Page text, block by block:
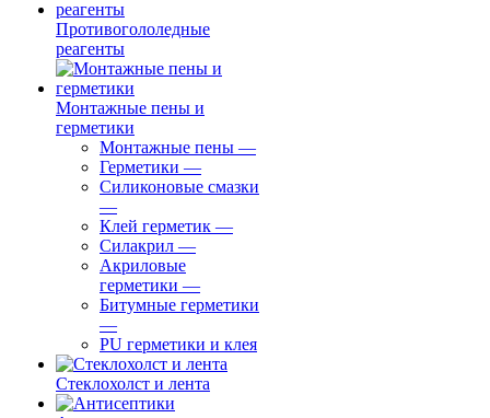
Противогололедные
реагенты
Монтажные пены и
герметики
Монтажные пены —
Герметики —
Силиконовые смазки
—
Клей герметик —
Силакрил —
Акриловые
герметики —
Битумные герметики
—
PU герметики и клея
Стеклохолст и лента